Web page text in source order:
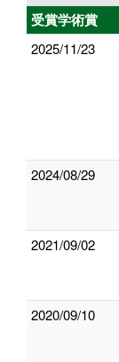
受賞学術賞
2025/11/23
2024/08/29
2021/09/02
2020/09/10